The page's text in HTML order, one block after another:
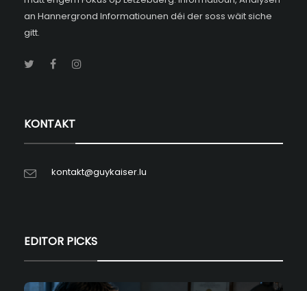
an Hannergrond Informatiounen déi der soss wäit siche
gitt.
KONTAKT
kontakt@guykaiser.lu
EDITOR PICKS